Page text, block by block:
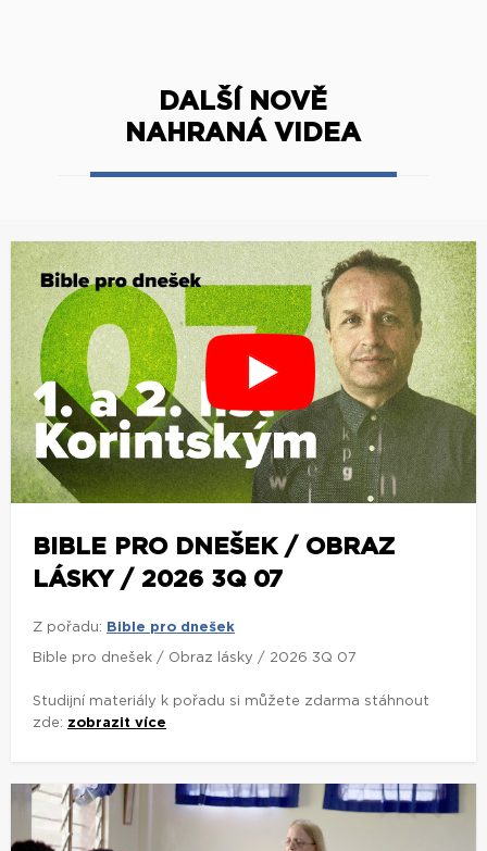
DALŠÍ NOVĚ
NAHRANÁ VIDEA
BIBLE PRO DNEŠEK / OBRAZ
LÁSKY / 2026 3Q 07
Z pořadu: Bible pro dnešek
Bible pro dnešek / Obraz lásky / 2026 3Q 07
Studijní materiály k pořadu si můžete zdarma stáhnout
zde: zobrazit více